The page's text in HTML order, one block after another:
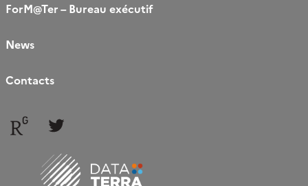
ForM@Ter – Bureau exécutif
News
Contacts
Follow